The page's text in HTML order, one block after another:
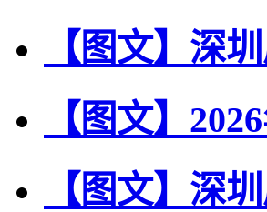
【图文】深
【图文】
【图文】深